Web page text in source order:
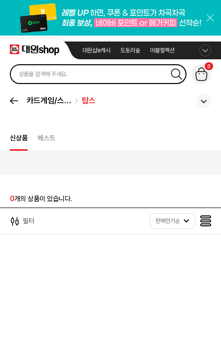
대원샵e캐시 도토리숲 마블컬렉션
0
카드게임/스포
탑스
신상품 베스트
0개의 상품이 있습니다.
필터 판매인기순